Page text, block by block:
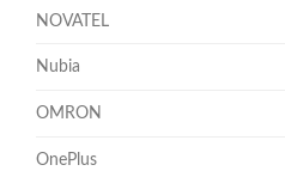
NOVATEL
Nubia
OMRON
OnePlus